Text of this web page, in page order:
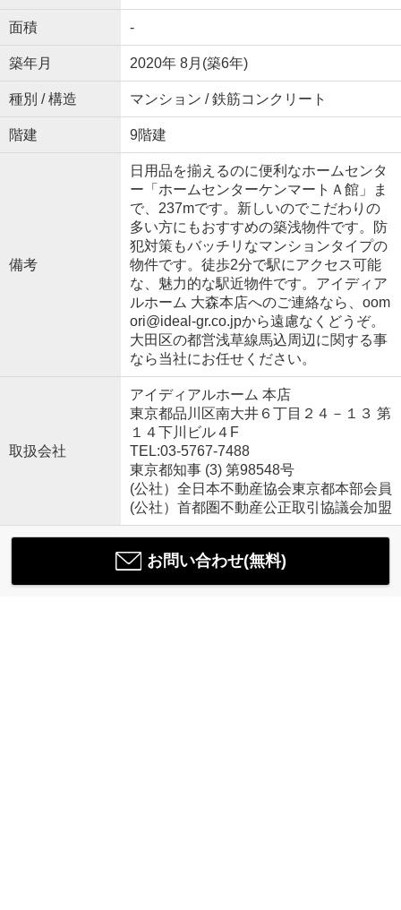
面積 -
築年月 2020年 8月(築6年)
種別 / 構造 マンション / 鉄筋コンクリート
階建 9階建
備考
日用品を揃えるのに便利なホームセンタ
ー「ホームセンターケンマートＡ館」ま
で、237mです。新しいのでこだわりの
多い方にもおすすめの築浅物件です。防
犯対策もバッチリなマンションタイプの
物件です。徒歩2分で駅にアクセス可能
な、魅力的な駅近物件です。アイディア
ルホーム 大森本店へのご連絡なら、oom
ori@ideal-gr.co.jpから遠慮なくどうぞ。
大田区の都営浅草線馬込周辺に関する事
なら当社にお任せください。
取扱会社
アイディアルホーム 本店
東京都品川区南大井６丁目２４－１３ 第
１４下川ビル４F
TEL:03-5767-7488
東京都知事 (3) 第98548号
(公社）全日本不動産協会東京都本部会員
(公社）首都圏不動産公正取引協議会加盟
お問い合わせ(無料)